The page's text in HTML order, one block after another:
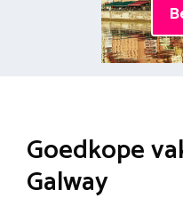
Goedkope
Galway